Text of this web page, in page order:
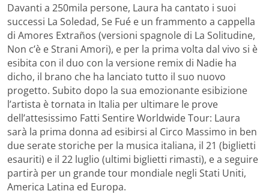
Davanti a 250mila persone, Laura ha cantato i suoi
successi La Soledad, Se Fué e un frammento a cappella
di Amores Extraños (versioni spagnole di La Solitudine,
Non c’è e Strani Amori), e per la prima volta dal vivo si è
esibita con il duo con la versione remix di Nadie ha
dicho, il brano che ha lanciato tutto il suo nuovo
progetto. Subito dopo la sua emozionante esibizione
l’artista è tornata in Italia per ultimare le prove
dell’attesissimo Fatti Sentire Worldwide Tour: Laura
sarà la prima donna ad esibirsi al Circo Massimo in ben
due serate storiche per la musica italiana, il 21 (biglietti
esauriti) e il 22 luglio (ultimi biglietti rimasti), e a seguire
partirà per un grande tour mondiale negli Stati Uniti,
America Latina ed Europa.